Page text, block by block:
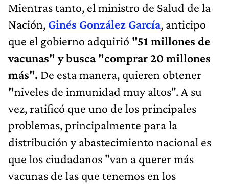
Mientras tanto, el ministro de Salud de la
Nación, Ginés González García, anticipo
que el gobierno adquirió "51 millones de
vacunas" y busca "comprar 20 millones
más". De esta manera, quieren obtener
"niveles de inmunidad muy altos". A su
vez, ratificó que uno de los principales
problemas, principalmente para la
distribución y abastecimiento nacional es
que los ciudadanos "van a querer más
vacunas de las que tenemos en los